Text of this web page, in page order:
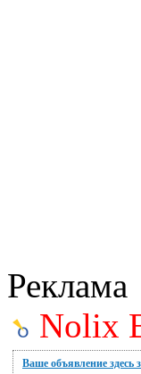
Реклама
Nolix
Ваше объявление здесь